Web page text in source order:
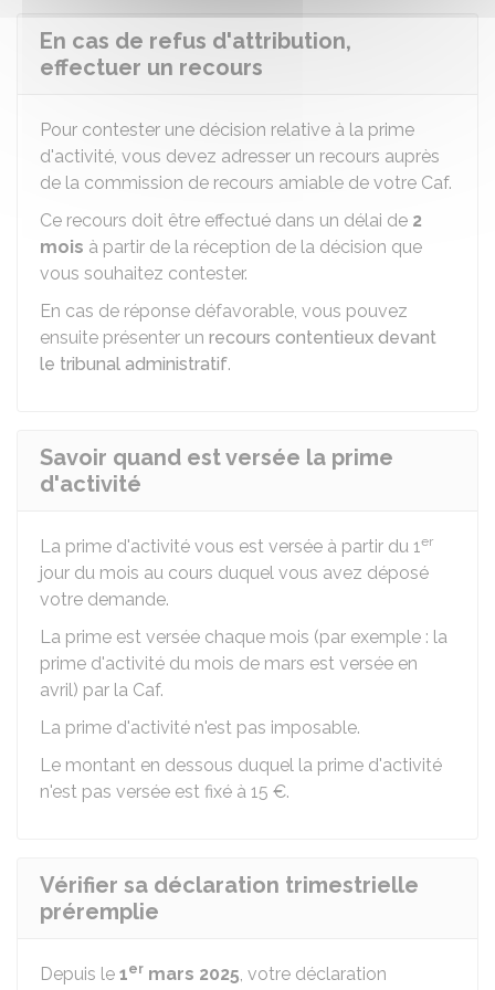
En cas de refus d'attribution,
effectuer un recours
Pour contester une décision relative à la prime
d'activité, vous devez adresser un recours auprès
de la commission de recours amiable de votre Caf.
Ce recours doit être effectué dans un délai de 2
mois à partir de la réception de la décision que
vous souhaitez contester.
En cas de réponse défavorable, vous pouvez
ensuite présenter un recours contentieux devant
le tribunal administratif.
Savoir quand est versée la prime
d'activité
La prime d'activité vous est versée à partir du 1er
jour du mois au cours duquel vous avez déposé
votre demande.
La prime est versée chaque mois (par exemple : la
prime d'activité du mois de mars est versée en
avril) par la Caf.
La prime d'activité n'est pas imposable.
Le montant en dessous duquel la prime d'activité
n'est pas versée est fixé à 15 €.
Vérifier sa déclaration trimestrielle
préremplie
Depuis le 1er mars 2025, votre déclaration